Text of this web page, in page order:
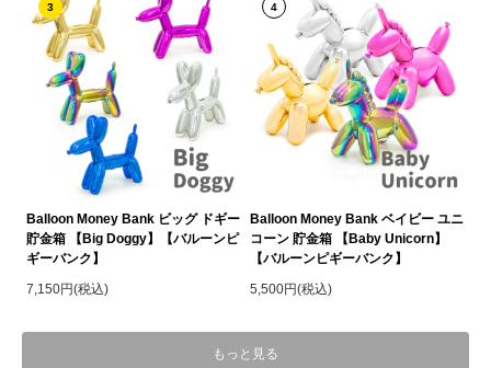
3
Balloon Money Bank ビッグ ドギー
貯金箱 【Big Doggy】【バルーンピ
ギーバンク】
7,150円(税込)
4
Balloon Money Bank ベイビー ユニ
コーン 貯金箱 【Baby Unicorn】
【バルーンピギーバンク】
5,500円(税込)
もっと見る